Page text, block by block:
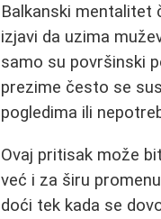
Balkanski mentalitet
izjavi da uzima
samo su površinski
prezime često se
pogledima ili
Ovaj pritisak može
već i za širu
doći tek kada se